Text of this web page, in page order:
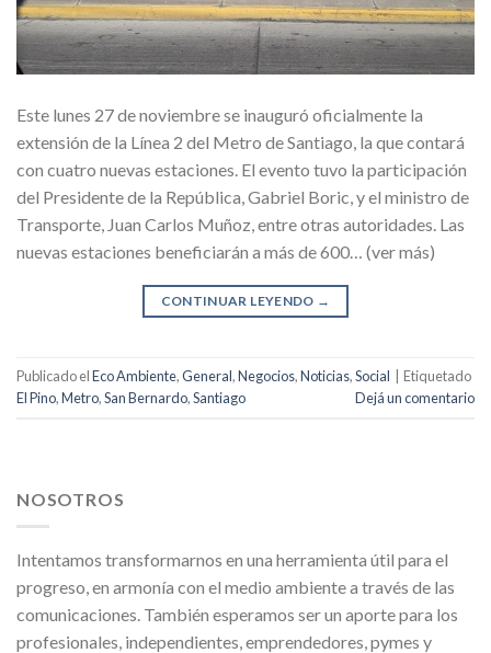
Este lunes 27 de noviembre se inauguró oficialmente la
extensión de la Línea 2 del Metro de Santiago, la que contará
con cuatro nuevas estaciones. El evento tuvo la participación
del Presidente de la República, Gabriel Boric, y el ministro de
Transporte, Juan Carlos Muñoz, entre otras autoridades. Las
nuevas estaciones beneficiarán a más de 600… (ver más)
CONTINUAR LEYENDO →
Publicado elEco Ambiente,General,Negocios,Noticias,Social
Etiquetado
El Pino,Metro,San Bernardo,Santiago Dejá un comentario
NOSOTROS
Intentamos transformarnos en una herramienta útil para el
progreso, en armonía con el medio ambiente a través de las
comunicaciones. También esperamos ser un aporte para los
profesionales, independientes, emprendedores, pymes y